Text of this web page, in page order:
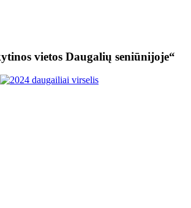
vietos Daugalių seniūnijoje“